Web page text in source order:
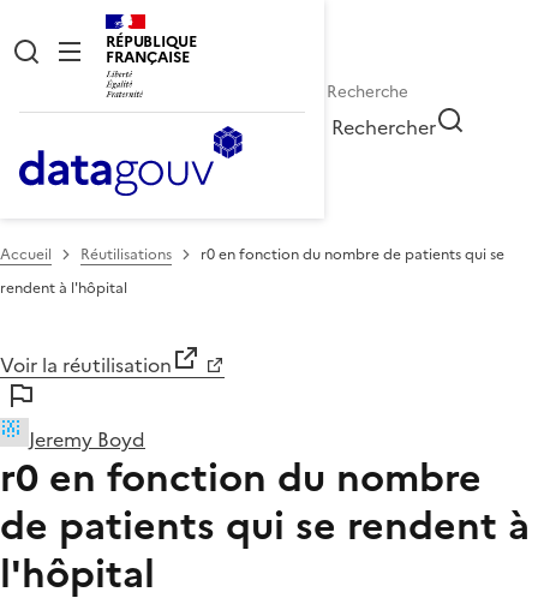
RÉPUBLIQUE
FRANÇAISE
Rechercher
Accueil Réutilisations
r0 en fonction du nombre de patients qui se
rendent à l'hôpital
Voir la réutilisation
Jeremy Boyd
r0 en fonction du nombre
de patients qui se rendent à
l'hôpital